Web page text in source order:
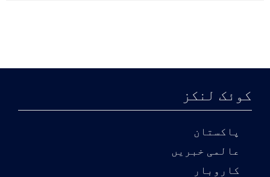
کوئک لنکز
پاکستان
عالمی خبریں
کاروبار